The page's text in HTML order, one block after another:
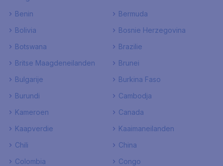
Benin
Bermuda
Bolivia
Bosnie Herzegovina
Botswana
Brazilie
Britse Maagdeneilanden
Brunei
Bulgarije
Burkina Faso
Burundi
Cambodja
Kameroen
Canada
Kaapverdie
Kaaimaneilanden
Chili
China
Colombia
Congo